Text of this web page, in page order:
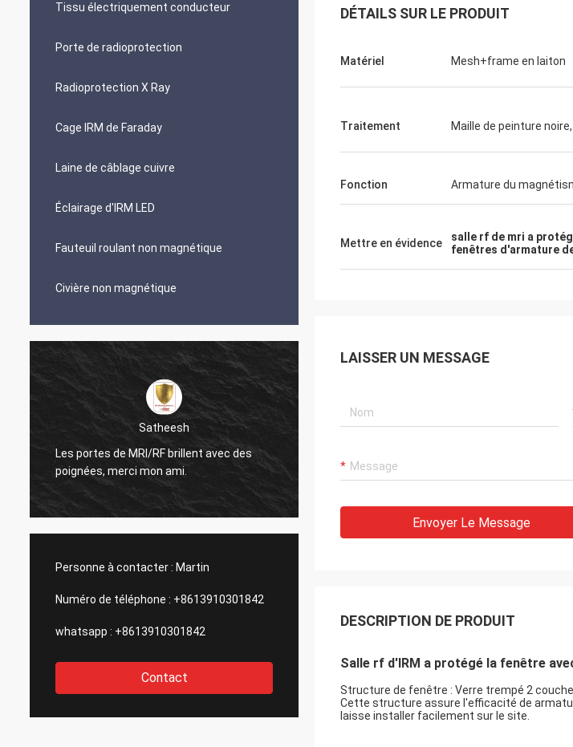
Tissu électriquement conducteur
Porte de radioprotection
Radioprotection X Ray
Cage IRM de Faraday
Laine de câblage cuivre
Éclairage d'IRM LED
Fauteuil roulant non magnétique
Civière non magnétique
Satheesh
Les portes de MRI/RF brillent avec des
poignées, merci mon ami.
Ana
regarde très Nice
Personne à contacter : Martin
Numéro de téléphone : +8613910301842
whatsapp : +8613910301842
Contact
DÉTAILS SUR LE PRODUIT
Matériel Mesh+frame en laiton
Traitement Maille de peinture
Fonction Armature du
Mettre en évidence salle rf de mri a
fenêtres d'armature
LAISSER UN MESSAGE
Envoyer Le Message
DESCRIPTION DE PRODUIT
Salle rf d'IRM a protégé la fenêtre
Structure de fenêtre : Verre trempé 2
Cette structure assure l'efficacité de
laisse installer facilement sur le site.